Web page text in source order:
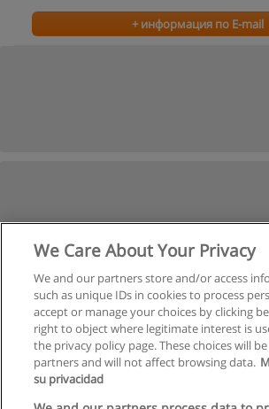
+ информация по E-mail
We Care About Your Privacy
We and our partners store and/or access
such as unique IDs in cookies to process
accept or manage your choices by clicking
right to object where legitimate interest is
the privacy policy page. These choices will
partners and will not affect browsing data.
su privacidad